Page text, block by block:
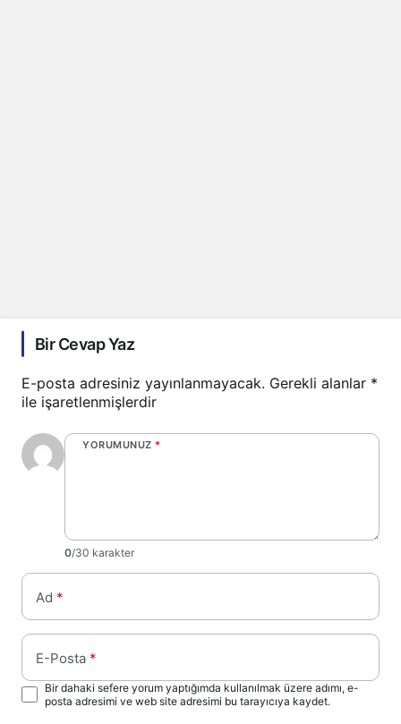
Bir Cevap Yaz
E-posta adresiniz yayınlanmayacak. Gerekli alanlar *
ile işaretlenmişlerdir
YORUMUNUZ *
0/30 karakter
Ad *
E-Posta *
Bir dahaki sefere yorum yaptığımda kullanılmak üzere adımı, e-
posta adresimi ve web site adresimi bu tarayıcıya kaydet.